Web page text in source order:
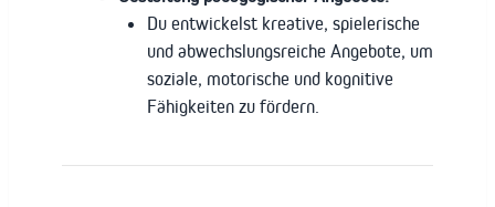
Du entwickelst kreative, spielerische
und abwechslungsreiche Angebote, um
soziale, motorische und kognitive
Fähigkeiten zu fördern.